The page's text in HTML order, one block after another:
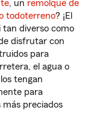
, un remolque de
todoterreno? ¡El
tan diverso como
disfrutar con
para
el agua o
tengan
para
más preciados